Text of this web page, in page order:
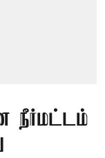
நீர்மட்டம்